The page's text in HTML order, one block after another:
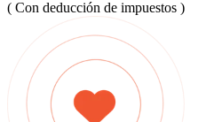
( Con deducción de impuestos )